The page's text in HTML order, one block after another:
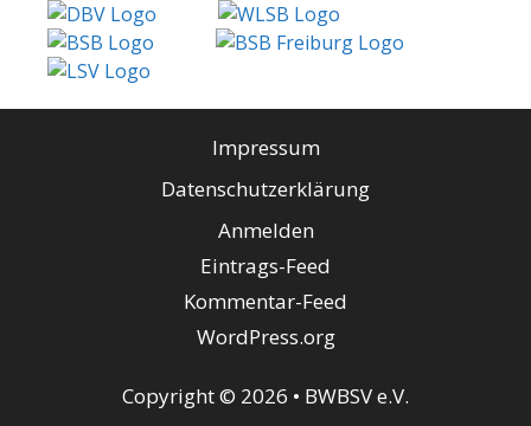
Impressum
Datenschutzerklärung
Anmelden
Eintrags-Feed
Kommentar-Feed
WordPress.org
Copyright © 2026 • BWBSV e.V.